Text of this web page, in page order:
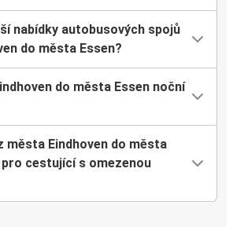
nabídky autobusových spojů
do města Essen?
do města Essen noční
města Eindhoven do města
pro cestující s omezenou